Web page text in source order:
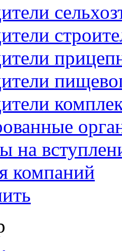
на
компаний